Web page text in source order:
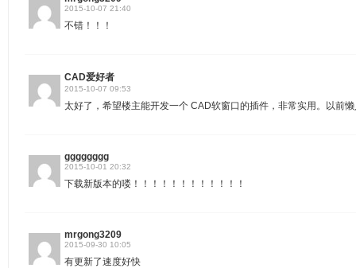
2015-10-07 21:40
不错！！！
CAD爱好者
2015-10-07 09:53
太好了，希望楼主能开发一个 CAD软窗口的插件，非常实用。以前
gggggggg
2015-10-01 20:32
下载新版本的喽！！！！！！！！！！！！
mrgong3209
2015-09-30 10:05
有更新了速度好快